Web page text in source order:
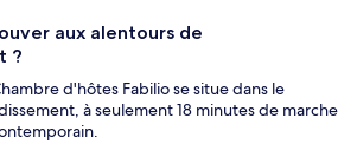
aux alentours de
?
d'hôtes Fabilio se situe dans le
à seulement 18 minutes de marche